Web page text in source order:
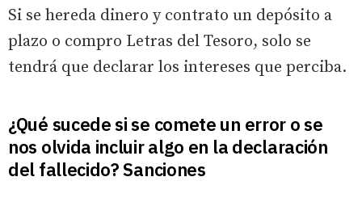
Si se hereda dinero y contrato un depósito a
plazo o compro Letras del Tesoro, solo se
tendrá que declarar los intereses que perciba.
¿Qué sucede si se comete un error o se
nos olvida incluir algo en la declaración
del fallecido? Sanciones